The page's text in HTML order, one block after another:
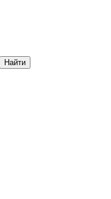
Найти